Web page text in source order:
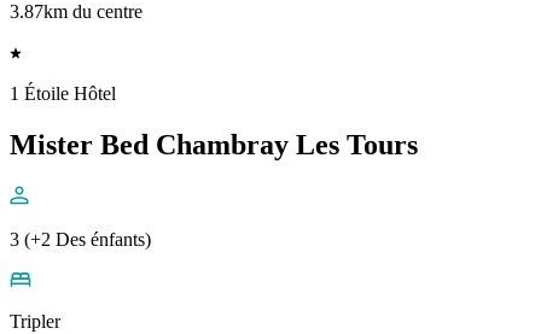
3.87km du centre
1 Étoile Hôtel
Mister Bed Chambray Les Tours
3 (+2 Des énfants)
Tripler